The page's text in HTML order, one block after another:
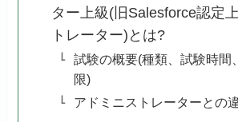
ター上級(旧Salesforce認定
トレーター)とは?
試験の概要(種類、試験時間
限)
アドミニストレーターとの